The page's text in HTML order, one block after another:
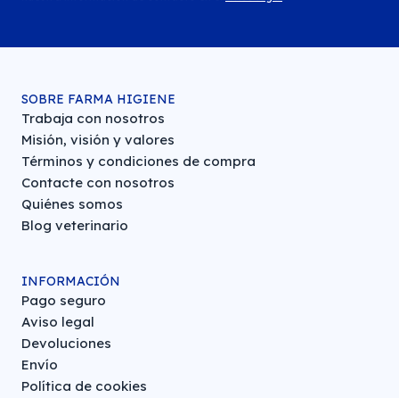
SOBRE FARMA HIGIENE
Trabaja con nosotros
Misión, visión y valores
Términos y condiciones de compra
Contacte con nosotros
Quiénes somos
Blog veterinario
INFORMACIÓN
Pago seguro
Aviso legal
Devoluciones
Envío
Política de cookies